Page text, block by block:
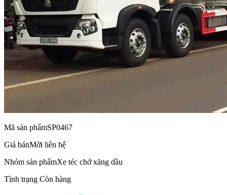
Mã sản phẩmSP0467
Giá bánMời liên hệ
Nhóm sản phẩmXe téc chở xăng dầu
Tình trạng Còn hàng